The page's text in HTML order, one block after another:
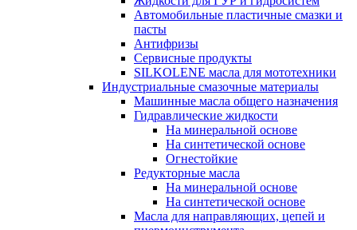
Автомобильные пластичные смазки и
пасты
Антифризы
Сервисные продукты
SILKOLENE масла для мототехники
Индустриальные смазочные материалы
Машинные масла общего назначения
Гидравлические жидкости
На минеральной основе
На синтетической основе
Огнестойкие
Редукторные масла
На минеральной основе
На синтетической основе
Масла для направляющих, цепей и